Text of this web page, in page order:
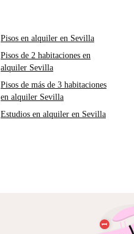
Pisos en alquiler en Sevilla
Pisos de 2 habitaciones en
alquiler Sevilla
Pisos de más de 3 habitaciones
en alquiler Sevilla
Estudios en alquiler en Sevilla